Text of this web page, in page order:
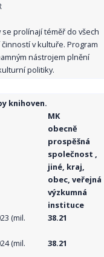
se prolínají téměř do všech
v kultuře. Program
nástrojem plnění
politiky.
knihoven.
MK
obecně
prospěšná
společnost ,
jiné, kraj,
obec, veřejná
výzkumná
instituce
(mil.
38.21
(mil.
38.21